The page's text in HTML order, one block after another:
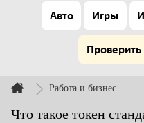
Авто Игры
Проверить
Работа и бизнес
Что такое токен